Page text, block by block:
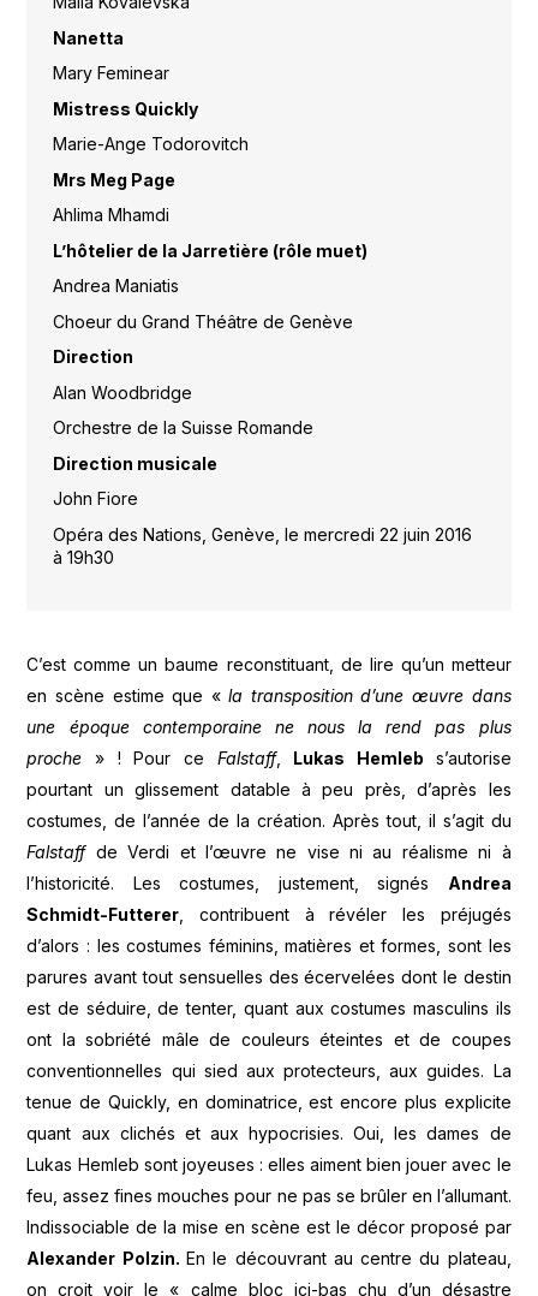
Nanetta
Mary Feminear
Mistress Quickly
Marie-Ange Todorovitch
Mrs Meg Page
Ahlima Mhamdi
L’hôtelier de la Jarretière (rôle muet)
Andrea Maniatis
Choeur du Grand Théâtre de Genève
Direction
Alan Woodbridge
Orchestre de la Suisse Romande
Direction musicale
John Fiore
Opéra des Nations, Genève, le mercredi 22 juin 2016
à 19h30
C’est comme un baume reconstituant, de lire qu’un metteur
en scène estime que «la transposition d’une œuvre dans
une époque contemporaine ne nous la rend pas plus
proche » ! Pour ce Falstaff, Lukas Hemleb s’autorise
pourtant un glissement datable à peu près, d’après les
costumes, de l’année de la création. Après tout, il s’agit du
Falstaff de Verdi et l’œuvre ne vise ni au réalisme ni à
l’historicité. Les costumes, justement, signés Andrea
Schmidt-Futterer, contribuent à révéler les préjugés
d’alors : les costumes féminins, matières et formes, sont les
parures avant tout sensuelles des écervelées dont le destin
est de séduire, de tenter, quant aux costumes masculins ils
ont la sobriété mâle de couleurs éteintes et de coupes
conventionnelles qui sied aux protecteurs, aux guides. La
tenue de Quickly, en dominatrice, est encore plus explicite
quant aux clichés et aux hypocrisies. Oui, les dames de
Lukas Hemleb sont joyeuses : elles aiment bien jouer avec le
feu, assez fines mouches pour ne pas se brûler en l’allumant.
Indissociable de la mise en scène est le décor proposé par
Alexander Polzin. En le découvrant au centre du plateau,
on croit voir le « calme bloc ici-bas chu d’un désastre